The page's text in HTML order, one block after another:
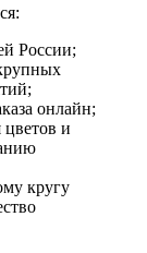
России;
онлайн;
цветов и
кругу